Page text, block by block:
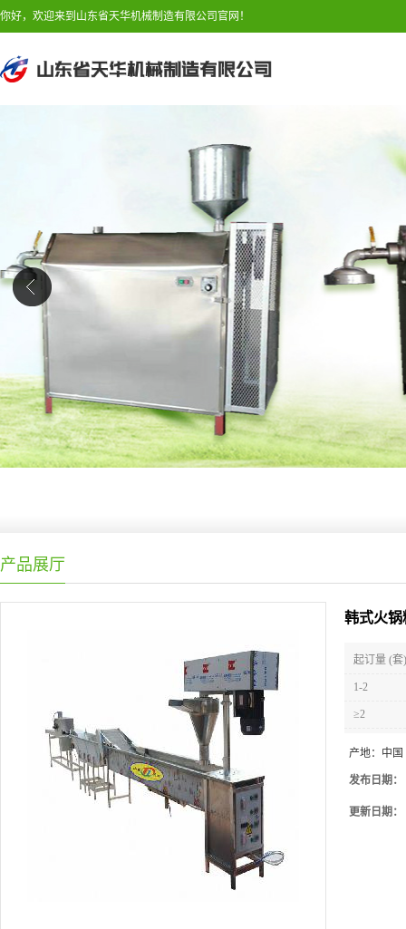
你好，欢迎来到山东省天华机械制造有限公司官网！
产品展厅
韩式火锅
起订量 (套)
1-2
≥2
产地： 中国
发布日期：
更新日期：